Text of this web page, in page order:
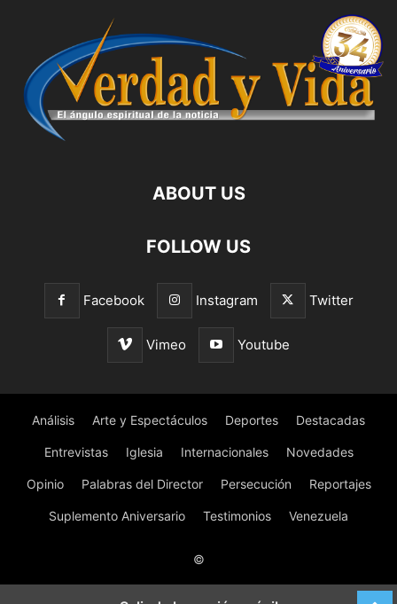
ABOUT US
FOLLOW US
Facebook Instagram Twitter
Vimeo Youtube
Análisis Arte y Espectáculos Deportes Destacadas
Entrevistas Iglesia Internacionales Novedades
Opinio Palabras del Director Persecución Reportajes
Suplemento Aniversario Testimonios Venezuela
©